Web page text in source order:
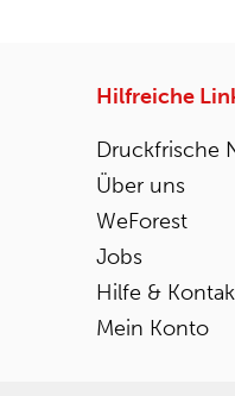
Hilfreiche
Druckfrische
Über uns
WeForest
Jobs
Hilfe &
Mein Konto